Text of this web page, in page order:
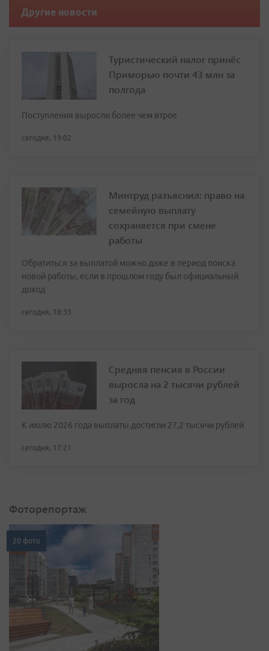
Другие новости
Туристический налог принёс
Приморью почти 43 млн за
полгода
Поступления выросли более чем втрое
сегодня, 19:02
Минтруд разъяснил: право на
семейную выплату
сохраняется при смене
работы
Обратиться за выплатой можно даже в период поиска
новой работы, если в прошлом году был официальный
доход
сегодня, 18:33
Средняя пенсия в России
выросла на 2 тысячи рублей
за год
К июлю 2026 года выплаты достигли 27,2 тысячи рублей
сегодня, 17:21
Фоторепортаж
20 фото